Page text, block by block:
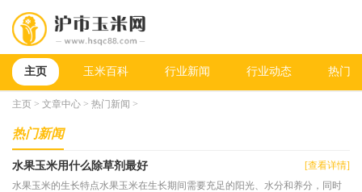
主页 玉米百科 行业新闻 行业动态 热门
主页 > 文章中心 > 热门新闻 >
热门新闻
水果玉米用什么除草剂最好
[查看详情]
水果玉米的生长特点水果玉米在生长期间需要充足的阳光、水分和养分，同时